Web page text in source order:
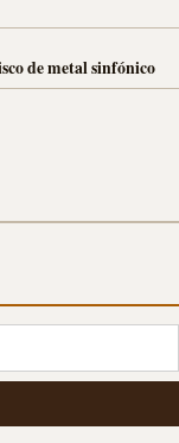
de metal sinfónico